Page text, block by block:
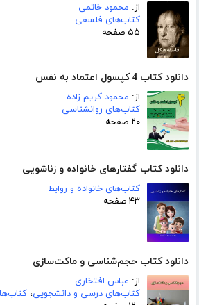
از: محمود خاتمی
کتاب‌های فلسفی
۵۵ صفحه
دانلود کتاب 4 کپسول اعتماد به نفس
از: محمود کریم زاده
کتاب‌های روانشناسی
۲۰ صفحه
دانلود کتاب گفتارهای خانواده و زناشویی
کتاب‌های خانواده و روابط
۴۳ صفحه
دانلود کتاب حجم‌شناسی و ماکت‌سازی
از: عباس افتخاری
کتاب‌های درسی و دانشجویی،